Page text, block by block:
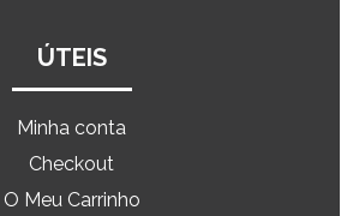
ÚTEIS
Minha conta
Checkout
O Meu Carrinho